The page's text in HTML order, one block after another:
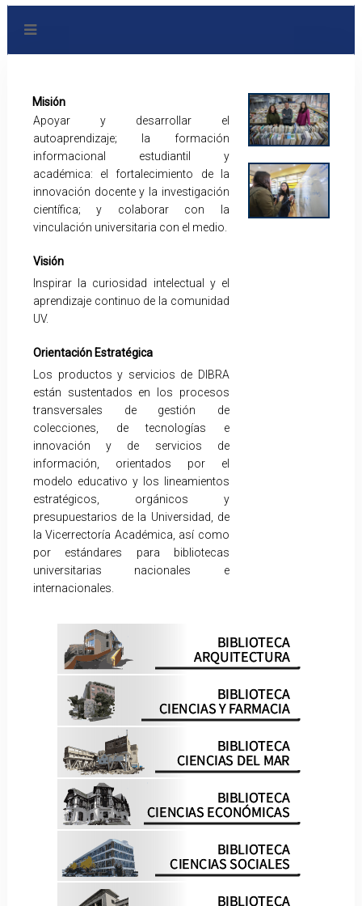
Misión
Apoyar y desarrollar el
autoaprendizaje; la formación
informacional estudiantil y
académica: el fortalecimiento de la
innovación docente y la investigación
científica; y colaborar con la
vinculación universitaria con el medio.
Visión
Inspirar la curiosidad intelectual y el
aprendizaje continuo de la comunidad
UV.
Orientación Estratégica
Los productos y servicios de DIBRA
están sustentados en los procesos
transversales de gestión de
colecciones, de tecnologías e
innovación y de servicios de
información, orientados por el
modelo educativo y los lineamientos
estratégicos, orgánicos y
presupuestarios de la Universidad, de
la Vicerrectoría Académica, así como
por estándares para bibliotecas
universitarias nacionales e
internacionales.